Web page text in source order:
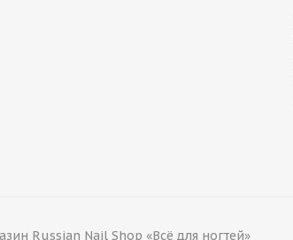
Russian Nail Shop «Всё для ногтей»